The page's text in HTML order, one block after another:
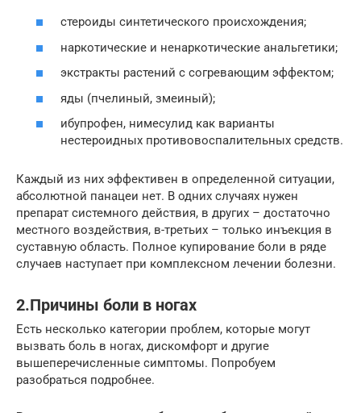
стероиды синтетического происхождения;
наркотические и ненаркотические анальгетики;
экстракты растений с согревающим эффектом;
яды (пчелиный, змеиный);
ибупрофен, нимесулид как варианты
нестероидных противовоспалительных средств.
Каждый из них эффективен в определенной ситуации,
абсолютной панацеи нет. В одних случаях нужен
препарат системного действия, в других – достаточно
местного воздействия, в-третьих – только инъекция в
суставную область. Полное купирование боли в ряде
случаев наступает при комплексном лечении болезни.
2.Причины боли в ногах
Есть несколько категории проблем, которые могут
вызвать боль в ногах, дискомфорт и другие
вышеперечисленные симптомы. Попробуем
разобраться подробнее.